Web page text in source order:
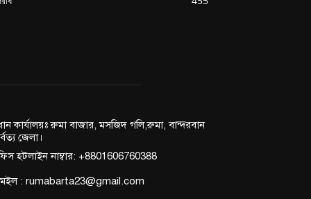
কার্যালয়ঃ রুমা বাজার, মসজিদ গলি,রুমা, বান্দরবান
জেলা।
হটলাইন নাম্বার: +8801606760388
: rumabarta23@gmail.com